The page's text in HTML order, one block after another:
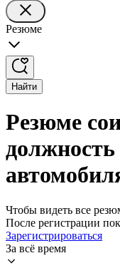
Резюме
Найти
Резюме
должность
Чтобы видеть все
После регистрации
Зарегистрироваться
За всё время